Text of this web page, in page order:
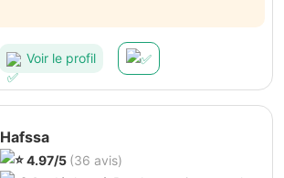
Voir le profil
Hafssa
4.97/5 (36 avis)